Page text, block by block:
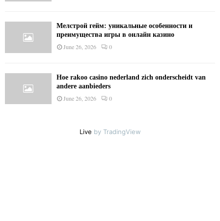
Мелстрой гейм: уникальные особенности и
преимущества игры в онлайн казино
June 26, 2026 0
Hoe rakoo casino nederland zich onderscheidt van
andere aanbieders
June 26, 2026 0
Live by TradingView